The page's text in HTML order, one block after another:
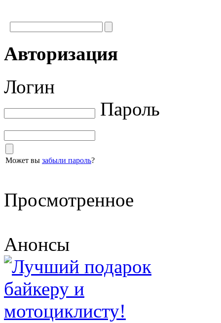
Авторизация
Логин
Пароль
Может вы забыли пароль?
Просмотренное
Анонсы